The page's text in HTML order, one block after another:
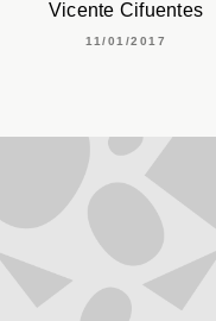
Vicente Cifuentes
11/01/2017